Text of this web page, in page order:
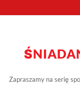
Zapraszamy na serię